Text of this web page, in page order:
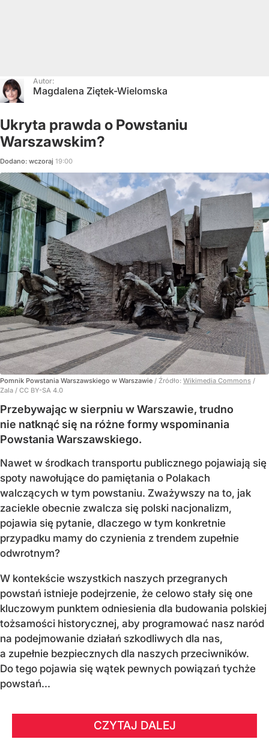
Autor:
Magdalena Ziętek-Wielomska
Ukryta prawda o Powstaniu
Warszawskim?
Dodano: wczoraj 19:00
Pomnik Powstania Warszawskiego w Warszawie / Źródło: Wikimedia Commons /
Zala / CC BY-SA 4.0
Przebywając w sierpniu w Warszawie, trudno
nie natknąć się na różne formy wspominania
Powstania Warszawskiego.
Nawet w środkach transportu publicznego pojawiają się
spoty nawołujące do pamiętania o Polakach
walczących w tym powstaniu. Zważywszy na to, jak
zaciekle obecnie zwalcza się polski nacjonalizm,
pojawia się pytanie, dlaczego w tym konkretnie
przypadku mamy do czynienia z trendem zupełnie
odwrotnym?
W kontekście wszystkich naszych przegranych
powstań istnieje podejrzenie, że celowo stały się one
kluczowym punktem odniesienia dla budowania polskiej
tożsamości historycznej, aby programować nasz naród
na podejmowanie działań szkodliwych dla nas,
a zupełnie bezpiecznych dla naszych przeciwników.
Do tego pojawia się wątek pewnych powiązań tychże
powstań...
CZYTAJ DALEJ